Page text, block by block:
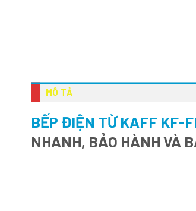
MÔ TẢ
BẾP ĐIỆN TỪ KAFF KF-
NHANH, BẢO HÀNH VÀ